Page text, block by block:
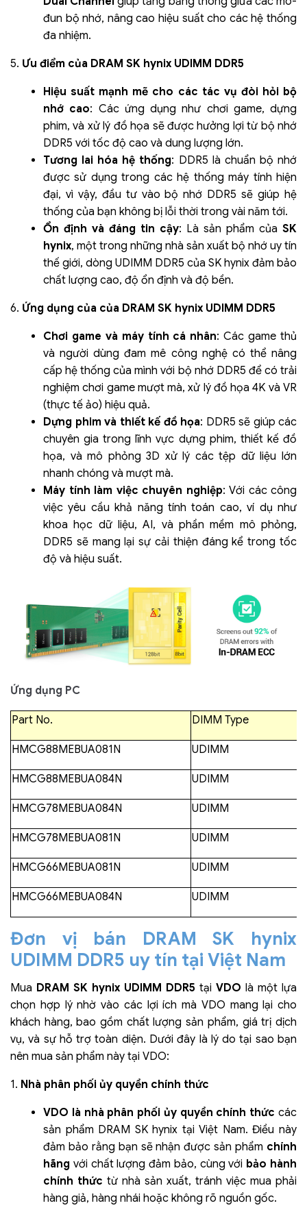
đun bộ nhớ, nâng cao hiệu suất cho các hệ thống
đa nhiệm.
5. Ưu điểm của DRAM SK hynix UDIMM DDR5
Hiệu suất mạnh mẽ cho các tác vụ đòi hỏi bộ
nhớ cao: Các ứng dụng như chơi game, dựng
phim, và xử lý đồ họa sẽ được hưởng lợi từ bộ nhớ
DDR5 với tốc độ cao và dung lượng lớn.
Tương lai hóa hệ thống: DDR5 là chuẩn bộ nhớ
được sử dụng trong các hệ thống máy tính hiện
đại, vì vậy, đầu tư vào bộ nhớ DDR5 sẽ giúp hệ
thống của bạn không bị lỗi thời trong vài năm tới.
Ổn định và đáng tin cậy: Là sản phẩm của SK
hynix, một trong những nhà sản xuất bộ nhớ uy tín
thế giới, dòng UDIMM DDR5 của SK hynix đảm bảo
chất lượng cao, độ ổn định và độ bền.
6. Ứng dụng của của DRAM SK hynix UDIMM DDR5
Chơi game và máy tính cá nhân: Các game thủ
và người dùng đam mê công nghệ có thể nâng
cấp hệ thống của mình với bộ nhớ DDR5 để có trải
nghiệm chơi game mượt mà, xử lý đồ họa 4K và VR
(thực tế ảo) hiệu quả.
Dựng phim và thiết kế đồ họa: DDR5 sẽ giúp các
chuyên gia trong lĩnh vực dựng phim, thiết kế đồ
họa, và mô phỏng 3D xử lý các tệp dữ liệu lớn
nhanh chóng và mượt mà.
Máy tính làm việc chuyên nghiệp: Với các công
việc yêu cầu khả năng tính toán cao, ví dụ như
khoa học dữ liệu, AI, và phần mềm mô phỏng,
DDR5 sẽ mang lại sự cải thiện đáng kể trong tốc
độ và hiệu suất.
Ứng dụng PC
Part No. DIMM Type
HMCG88MEBUA081N UDIMM
HMCG88MEBUA084N UDIMM
HMCG78MEBUA084N UDIMM
HMCG78MEBUA081N UDIMM
HMCG66MEBUA081N UDIMM
HMCG66MEBUA084N UDIMM
Đơn vị bán DRAM SK hynix
UDIMM DDR5 uy tín tại Việt Nam
Mua DRAM SK hynix UDIMM DDR5 tại VDO là một lựa
chọn hợp lý nhờ vào các lợi ích mà VDO mang lại cho
khách hàng, bao gồm chất lượng sản phẩm, giá trị dịch
vụ, và sự hỗ trợ toàn diện. Dưới đây là lý do tại sao bạn
nên mua sản phẩm này tại VDO:
1. Nhà phân phối ủy quyền chính thức
VDO là nhà phân phối ủy quyền chính thức các
sản phẩm DRAM SK hynix tại Việt Nam. Điều này
đảm bảo rằng bạn sẽ nhận được sản phẩm chính
hãng với chất lượng đảm bảo, cùng với bảo hành
chính thức từ nhà sản xuất, tránh việc mua phải
hàng giả, hàng nhái hoặc không rõ nguồn gốc.